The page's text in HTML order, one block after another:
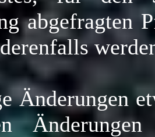
abgefragten
Änderungen